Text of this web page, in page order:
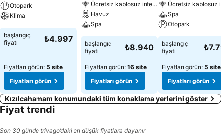
Otopark
Klima
başlangıç
fiyatı
₺4.997
Fiyatları görün: 5 site
Fiyatları görün
Ücretsiz kablosuz internet
Havuz
Spa
başlangıç
fiyatı
₺8.940
Fiyatları görün: 16 site
Fiyatları görün
Ücretsiz kablosuz
Spa
Otopark
başlangıç
fiyatı
Fiyatları görün: 5 site
Fiyatları görün
Kızılcahamam konumundaki tüm konaklama yerlerini göster
Fiyat trendi
Son 30 günde trivago’daki en düşük fiyatlara dayanır